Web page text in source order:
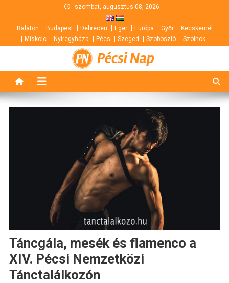
content
szombat, augusztus 08, 2026
Balaton Budapest Debrecen Eger Európa Győr
Kecskemét
Miskolc
Nyíregyháza Pécs Szeged Szoboszló Szolnok
Pécsi Nap
Táncgála, mesék és flamenco a
XIV. Pécsi Nemzetközi
Tánctalálkozón